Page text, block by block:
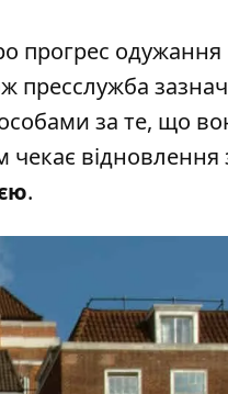
прогрес одужання
пресслужба
за те, що
чекає
.